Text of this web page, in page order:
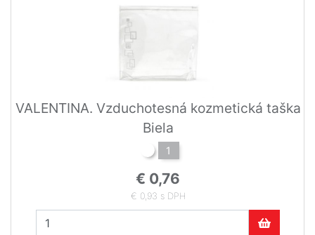
VALENTINA. Vzduchotesná kozmetická taška
Biela
1
€ 0,76
€ 0,93 s DPH